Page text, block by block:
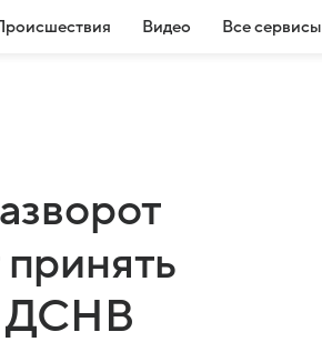
Видео Все сервисы
ДСНВ